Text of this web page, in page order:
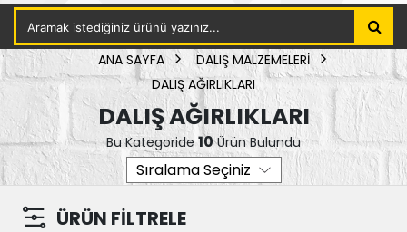
ANA SAYFA
DALIŞ MALZEMELERİ
DALIŞ AĞIRLIKLARI
DALIŞ AĞIRLIKLARI
Bu Kategoride 10Ürün Bulundu
ÜRÜN FİLTRELE